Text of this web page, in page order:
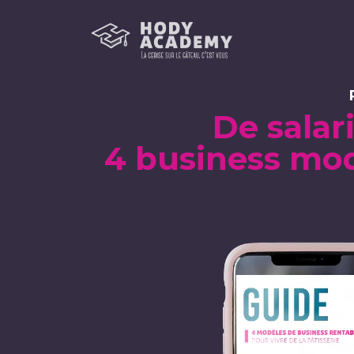
De
4 business